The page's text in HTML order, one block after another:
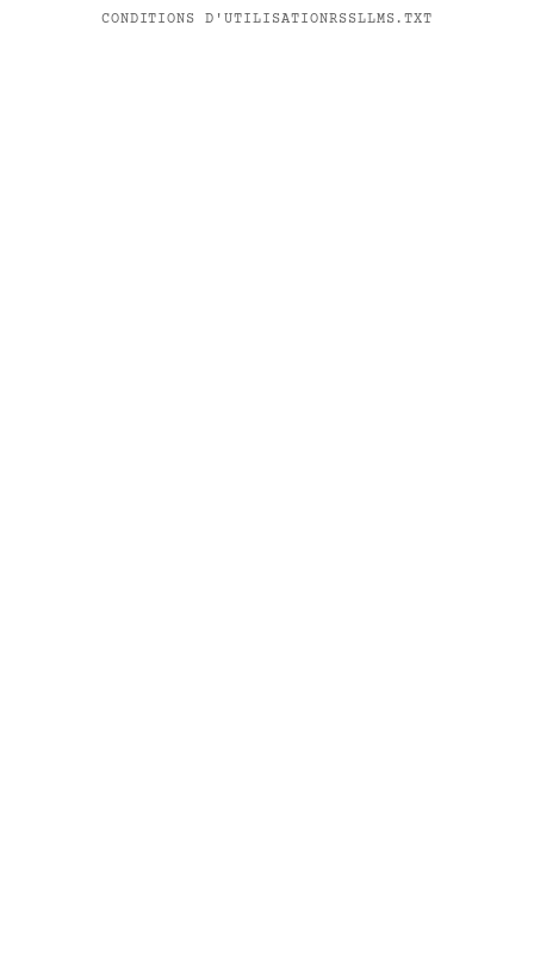
CONDITIONS D'UTILISATIONRSSLLMS.TXT